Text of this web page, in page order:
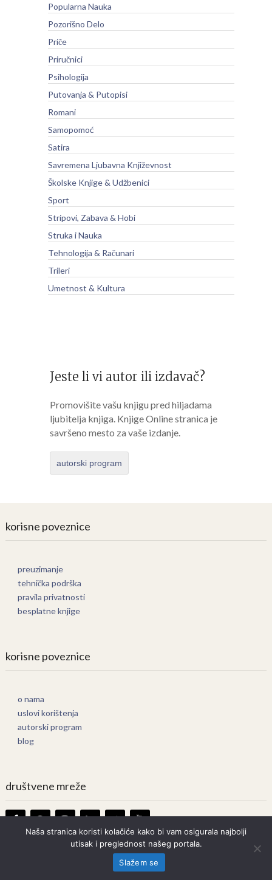
Popularna Nauka
Pozorišno Delo
Priče
Priručnici
Psihologija
Putovanja & Putopisi
Romani
Samopomoć
Satira
Savremena Ljubavna Književnost
Školske Knjige & Udžbenici
Sport
Stripovi, Zabava & Hobi
Struka i Nauka
Tehnologija & Računari
Trileri
Umetnost & Kultura
Jeste li vi autor ili izdavač?
Promovišite vašu knjigu pred hiljadama
ljubitelja knjiga. Knjige Online stranica je
savršeno mesto za vaše izdanje.
autorski program
korisne poveznice
preuzimanje
tehnička podrška
pravila privatnosti
besplatne knjige
korisne poveznice
o nama
uslovi korištenja
autorski program
blog
društvene mreže
Knjige OnlineCopyright © 2026.
Prava zadržana. Bilo kakvo kopiranje strogo zabranjeno.
Naša stranica koristi kolačiće kako bi vam osigurala najbolji
utisak i preglednost našeg portala.
Slažem se